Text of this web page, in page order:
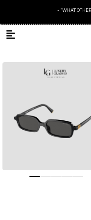
- "WHAT